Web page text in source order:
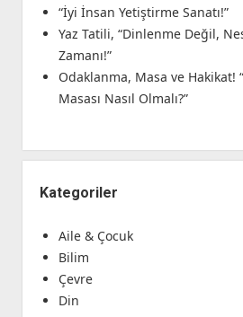
“İyi İnsan Yetiştirme Sanatı!”
Yaz Tatili, “Dinlenme Değil,
Zamanı!”
Odaklanma, Masa ve Hakikat!
Masası Nasıl Olmalı?”
Kategoriler
Aile & Çocuk
Bilim
Çevre
Din